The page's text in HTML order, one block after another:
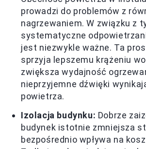
prowadzi do problemów z
nagrzewaniem. W związku z
systematyczne
jest niezwykle ważne. Ta
sprzyja lepszemu krążeniu
zwiększa wydajność
nieprzyjemne dźwięki
powietrza.
Izolacja budynku: Dobrze
budynek istotnie zmniejsza
bezpośrednio wpływa na